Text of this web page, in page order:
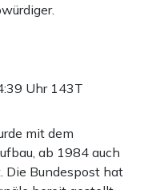
Uhr 143T
mit dem
ab 1984 auch
Die Bundespost hat